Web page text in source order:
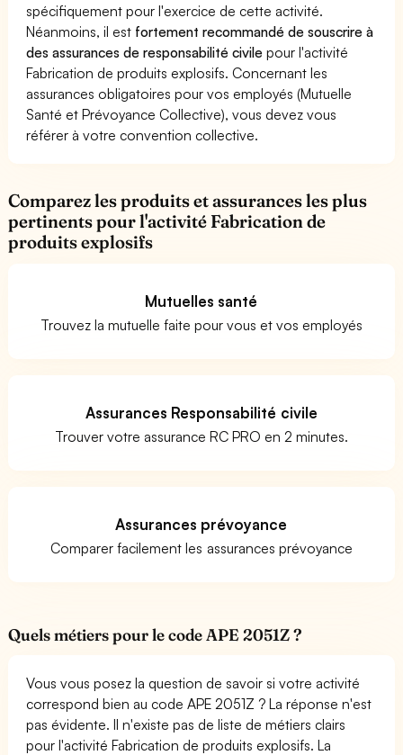
spécifiquement pour l'exercice de cette activité.
Néanmoins, il est fortement recommandé de souscrire à
des assurances de responsabilité civile pour l'activité
Fabrication de produits explosifs. Concernant les
assurances obligatoires pour vos employés (Mutuelle
Santé et Prévoyance Collective), vous devez vous
référer à votre convention collective.
Comparez les produits et assurances les plus
pertinents pour l'activité Fabrication de
produits explosifs
Mutuelles santé
Trouvez la mutuelle faite pour vous et vos employés
Assurances Responsabilité civile
Trouver votre assurance RC PRO en 2 minutes.
Assurances prévoyance
Comparer facilement les assurances prévoyance
Quels métiers pour le code APE 2051Z ?
Vous vous posez la question de savoir si votre activité
correspond bien au code APE 2051Z ? La réponse n'est
pas évidente. Il n'existe pas de liste de métiers clairs
pour l'activité Fabrication de produits explosifs. La